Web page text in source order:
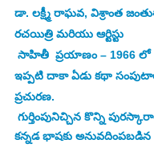
డా. లక్ష్మీ రాఘవ, విశ్రాంత
రచయిత్రి మరియు ఆర్టిస్టు
సాహితీ  ప్రయాణం – 1966 లో
ఇప్పటి దాకా ఏడు కథా
ప్రచురణ.
గుర్తింపునిచ్చిన కొన్ని
కన్నడ భాషకు